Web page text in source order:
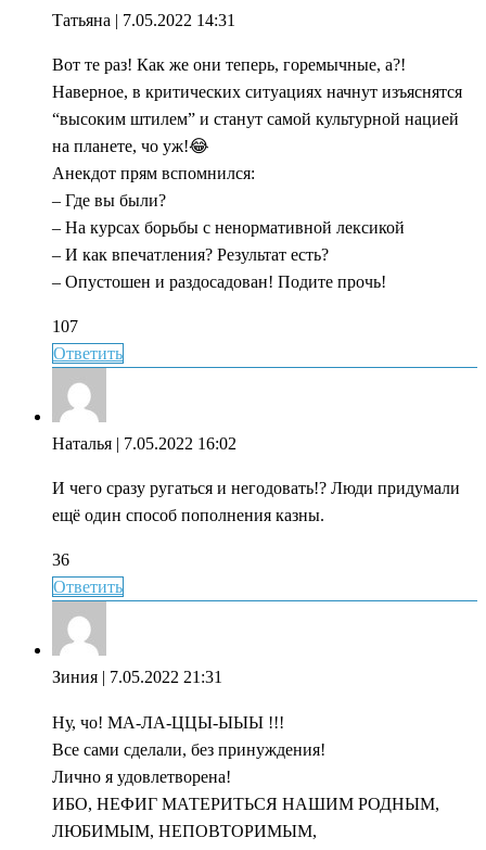
Татьяна | 7.05.2022 14:31
Вот те раз! Как же они теперь, горемычные, а?!
Наверное, в критических ситуациях начнут изъяснятся
“высоким штилем” и станут самой культурной нацией
на планете, чо уж!😂
Анекдот прям вспомнился:
– Где вы были?
– На курсах борьбы с ненормативной лексикой
– И как впечатления? Результат есть?
– Опустошен и раздосадован! Подите прочь!
107
Ответить
Наталья | 7.05.2022 16:02
И чего сразу ругаться и негодовать!? Люди придумали
ещё один способ пополнения казны.
36
Ответить
Зиния | 7.05.2022 21:31
Ну, чо! МА-ЛА-ЦЦЫ-ЫЫЫ !!!
Все сами сделали, без принуждения!
Лично я удовлетворена!
ИБО, НЕФИГ МАТЕРИТЬСЯ НАШИМ РОДНЫМ,
ЛЮБИМЫМ, НЕПОВТОРИМЫМ,